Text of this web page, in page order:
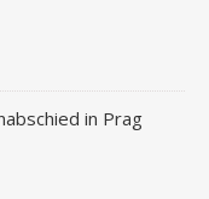
in Prag